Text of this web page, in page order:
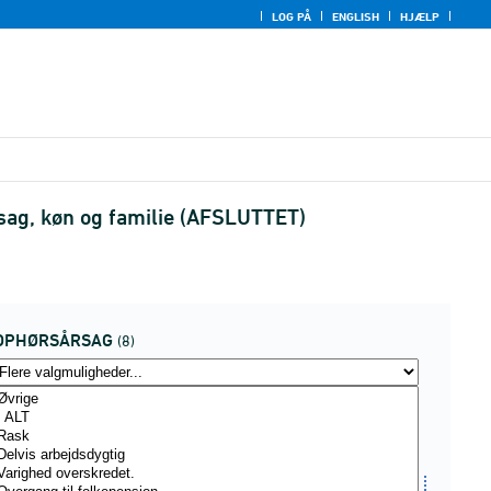
LOG PÅ ENGLISH HJÆLP
køn og familie (AFSLUTTET)
(8)